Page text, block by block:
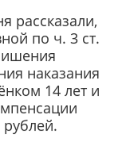
рассказали,
по ч. 3 ст.
наказания
14 лет и